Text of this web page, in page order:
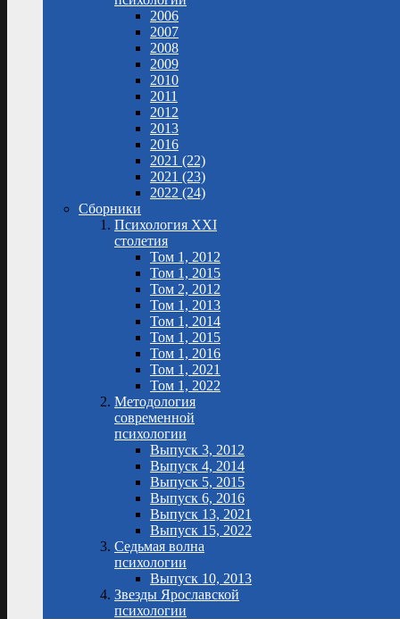
2006
2007
2008
2009
2010
2011
2012
2013
2016
2021 (22)
2021 (23)
2022 (24)
Сборники
Психология XXI
столетия
Том 1, 2012
Том 1, 2015
Том 2, 2012
Том 1, 2013
Том 1, 2014
Том 1, 2015
Том 1, 2016
Том 1, 2021
Том 1, 2022
Методология
современной
психологии
Выпуск 3, 2012
Выпуск 4, 2014
Выпуск 5, 2015
Выпуск 6, 2016
Выпуск 13, 2021
Выпуск 15, 2022
Седьмая волна
психологии
Выпуск 10, 2013
Звезды Ярославской
психологии